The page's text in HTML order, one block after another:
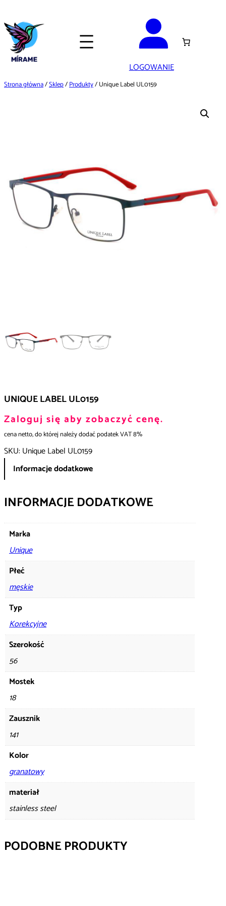
do
treści
LOGOWANIE
Strona główna/Sklep/Produkty/ Unique Label UL0159
UNIQUE LABEL UL0159
Zaloguj się aby zobaczyć cenę.
cena netto, do której należy dodać podatek VAT 8%
SKU: Unique Label UL0159
Informacje dodatkowe
INFORMACJE DODATKOWE
Marka
Unique
Płeć
męskie
Typ
Korekcyjne
Szerokość
56
Mostek
18
Zausznik
141
Kolor
granatowy
materiał
stainless steel
PODOBNE PRODUKTY